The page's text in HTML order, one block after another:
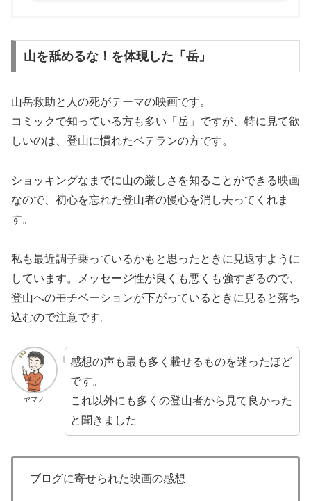
山を舐めるな！を体現した「岳」
山岳救助と人の死がテーマの映画です。
コミックで知っている方も多い「岳」ですが、特に見て欲
しいのは、登山に慣れたベテランの方です。
ショッキングなまでに山の厳しさを知ることができる映画
なので、初心を忘れた登山者の慢心を消し去ってくれま
す。
私も最近調子乗っているかもと思ったときに見返すように
しています。メッセージ性が良くも悪くも強すぎるので、
登山へのモチベーションが下がっているときに見ると落ち
込むので注意です。
ヤマノ
感想の声も最も多く載せるものを迷ったほど
です。
これ以外にも多くの登山者から見て良かった
と聞きました
ブログに寄せられた映画の感想